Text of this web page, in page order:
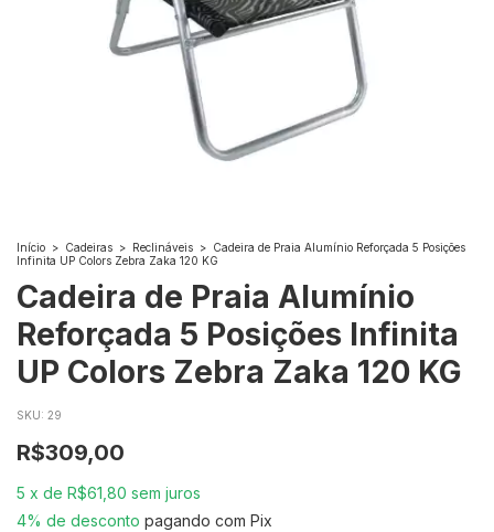
Início > Cadeiras > Reclináveis > Cadeira de Praia Alumínio Reforçada 5 Posições
Infinita UP Colors Zebra Zaka 120 KG
Cadeira de Praia Alumínio
Reforçada 5 Posições Infinita
UP Colors Zebra Zaka 120 KG
SKU: 29
R$309,00
5 x de R$61,80 sem juros
4% de desconto pagando com Pix